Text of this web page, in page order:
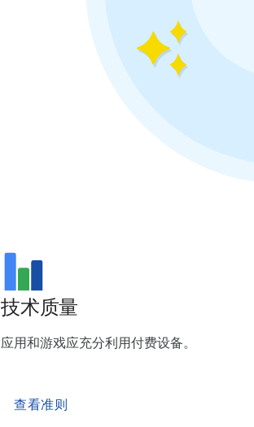
技术质量
应用和游戏应充分利用付费设备。
查看准则